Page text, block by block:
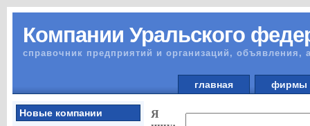
Компании Уральского
справочник предприятий и организаций, объявления,
главная
Новые компании
Я